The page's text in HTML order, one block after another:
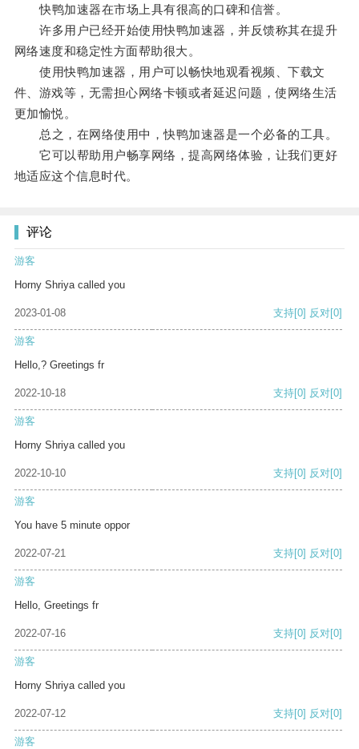
快鸭加速器在市场上具有很高的口碑和信誉。
许多用户已经开始使用快鸭加速器，并反馈称其在提升
网络速度和稳定性方面帮助很大。
使用快鸭加速器，用户可以畅快地观看视频、下载文
件、游戏等，无需担心网络卡顿或者延迟问题，使网络生活
更加愉悦。
总之，在网络使用中，快鸭加速器是一个必备的工具。
它可以帮助用户畅享网络，提高网络体验，让我们更好
地适应这个信息时代。
评论
游客
Horny Shriya called you
2023-01-08 支持[0] 反对[0]
游客
Hello,? Greetings fr
2022-10-18 支持[0] 反对[0]
游客
Horny Shriya called you
2022-10-10 支持[0] 反对[0]
游客
You have 5 minute oppor
2022-07-21 支持[0] 反对[0]
游客
Hello, Greetings fr
2022-07-16 支持[0] 反对[0]
游客
Horny Shriya called you
2022-07-12 支持[0] 反对[0]
游客